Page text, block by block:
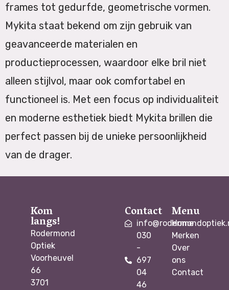
frames tot gedurfde, geometrische vormen.
Mykita staat bekend om zijn gebruik van
geavanceerde materialen en
productieprocessen, waardoor elke bril niet
alleen stijlvol, maar ook comfortabel en
functioneel is. Met een focus op individualiteit
en moderne esthetiek biedt Mykita brillen die
perfect passen bij de unieke persoonlijkheid
van de drager.
Kom
langs!
Rodermond
Optiek
Voorheuvel
66
3701
Contact
030
-
697
04
46
Menu
Home
Merken
Over
ons
Contact